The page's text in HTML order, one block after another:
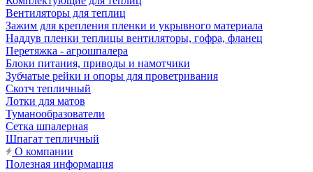
Вентиляторы для теплиц
Зажим для крепления пленки и укрывного материала
Наддув пленки теплицы вентиляторы, гофра, фланец
Перетяжка - агрошпалера
Блоки питания, приводы и намотчики
Зубчатые рейки и опоры для проветривания
Скотч тепличный
Лотки для матов
Туманообразователи
Сетка шпалерная
Шпагат тепличный
О компании
Полезная информация